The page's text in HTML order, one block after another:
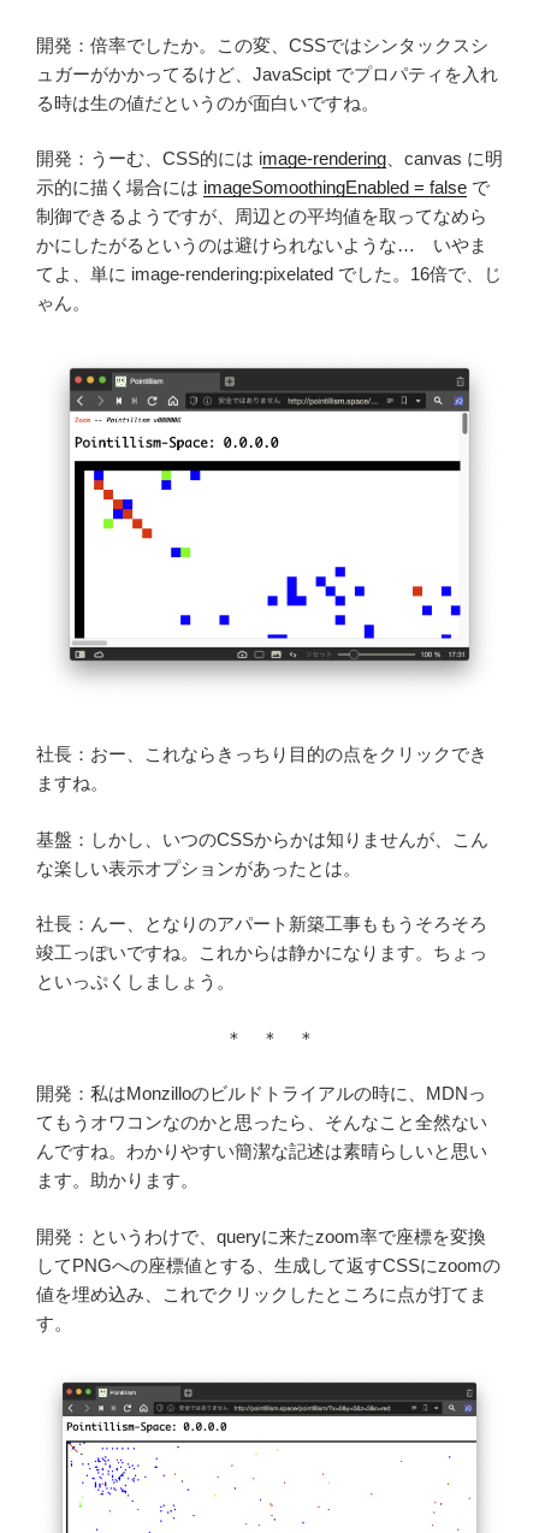
開発：倍率でしたか。この変、CSSではシンタックスシ
ュガーがかかってるけど、JavaScipt でプロパティを入れ
る時は生の値だというのが面白いですね。
開発：うーむ、CSS的には image-rendering 、canvas に明
示的に描く場合には imageSomoothingEnabled = false で
制御できるようですが、周辺との平均値を取ってなめら
かにしたがるというのは避けられないような… いやま
てよ、単に image-rendering:pixelated でした。16倍で、じ
ゃん。
社長：おー、これならきっちり目的の点をクリックでき
ますね。
基盤：しかし、いつのCSSからかは知りませんが、こん
な楽しい表示オプションがあったとは。
社長：んー、となりのアパート新築工事ももうそろそろ
竣工っぽいですね。これからは静かになります。ちょっ
といっぷくしましょう。
＊ ＊ ＊
開発：私はMonzilloのビルドトライアルの時に、MDNっ
てもうオワコンなのかと思ったら、そんなこと全然ない
んですね。わかりやすい簡潔な記述は素晴らしいと思い
ます。助かります。
開発：というわけで、queryに来たzoom率で座標を変換
してPNGへの座標値とする、生成して返すCSSにzoomの
値を埋め込み、これでクリックしたところに点が打てま
す。